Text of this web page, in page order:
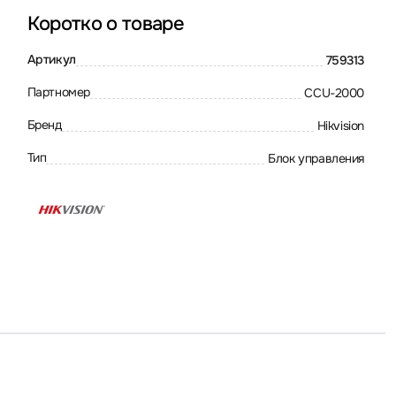
Коротко о товаре
Артикул 759313
Партномер CCU-2000
Бренд Hikvision
Тип Блок управления